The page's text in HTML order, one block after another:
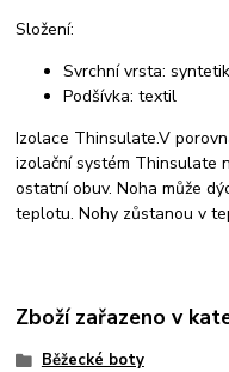
Složení:
Svrchní vrsta:
Podšívka: textil
Izolace Thinsulate.V
izolační systém Thinsulate
ostatní obuv. Noha může
teplotu. Nohy zůstanou v
Zboží zařazeno v
Běžecké boty